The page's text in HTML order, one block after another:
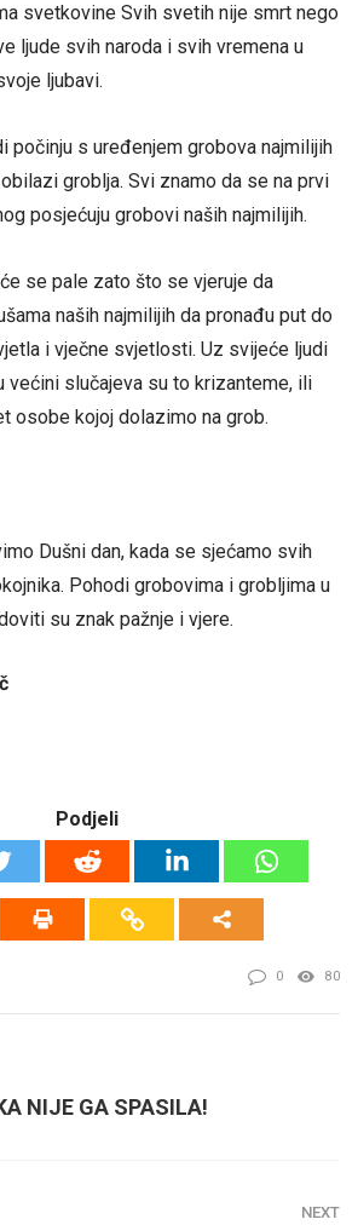
svetkovine Svih svetih nije smrt nego
ljude svih naroda i svih vremena u
ljubavi.
počinju s uređenjem grobova najmilijih
groblja. Svi znamo da se na prvi
posjećuju grobovi naših najmilijih.
se pale zato što se vjeruje da
naših najmilijih da pronađu put do
i vječne svjetlosti. Uz svijeće ljudi
većini slučajeva su to krizanteme, ili
osobe kojoj dolazimo na grob.
Dušni dan, kada se sjećamo svih
Pohodi grobovima i grobljima u
su znak pažnje i vjere.
Podjeli
0 80
NIJE GA SPASILA!
NEXT